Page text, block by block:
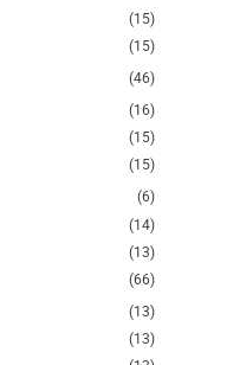
(15)
(15)
(46)
(16)
(15)
(15)
(6)
(14)
(13)
(66)
(13)
(13)